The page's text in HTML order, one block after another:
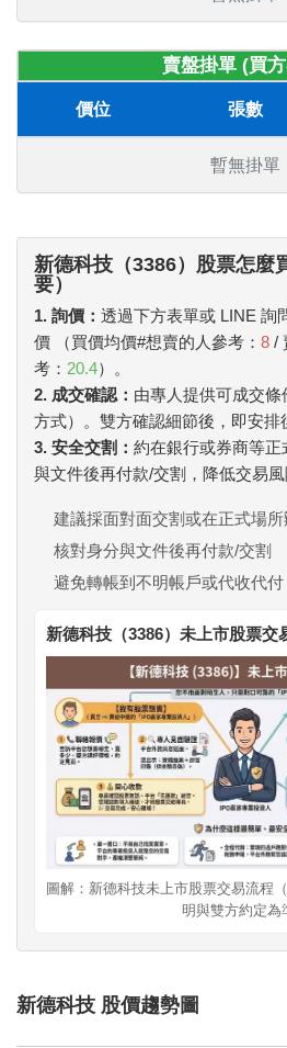
賣盤掛單 (買
價位 張數
暫無掛單
新德科技（3386）股票怎麼
要）
1. 詢價： 透過下方表單或 LINE 詢
價 （買價均價#想賣的人參考： 8 /
考： 20.4）。
2. 成交確認： 由專人提供可成交條
方式）。雙方確認細節後，即安排
3. 安全交割： 約在銀行或券商等
與文件後再付款/交割，降低交易風
建議採面對面交割或在正式場所
核對身分與文件後再付款/交割
避免轉帳到不明帳戶或代收代
新德科技（3386）未上市股票交
圖解：新德科技未上市股票交易流程
明與雙方約定為
新德科技 股價趨勢圖